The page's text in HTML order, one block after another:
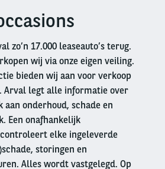
zo’n 17.000 leaseauto’s terug.
wij via onze eigen veiling.
bieden wij aan voor verkoop
Arval legt alle informatie over
aan onderhoud, schade en
Een onafhankelijk
elke ingeleverde
storingen en
Alles wordt vastgelegd. Op